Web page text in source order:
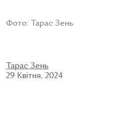
Фото: Тарас Зень
Тарас Зень
29 Квітня, 2024